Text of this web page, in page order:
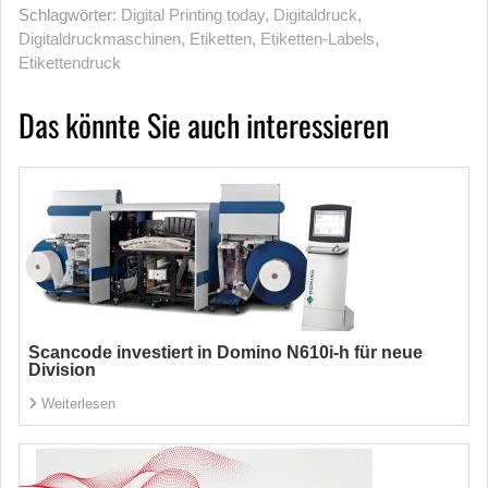
Schlagwörter: Digital Printing today, Digitaldruck,
Digitaldruckmaschinen, Etiketten, Etiketten-Labels,
Etikettendruck
Das könnte Sie auch interessieren
Scancode investiert in Domino N610i-h für neue
Division
Weiterlesen